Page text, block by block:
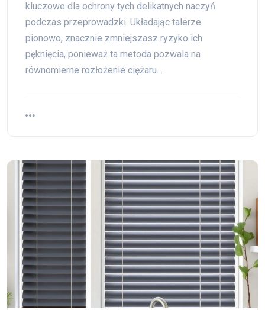
kluczowe dla ochrony tych delikatnych naczyń
podczas przeprowadzki. Układając talerze
pionowo, znacznie zmniejszasz ryzyko ich
pęknięcia, ponieważ ta metoda pozwala na
równomierne rozłożenie ciężaru…